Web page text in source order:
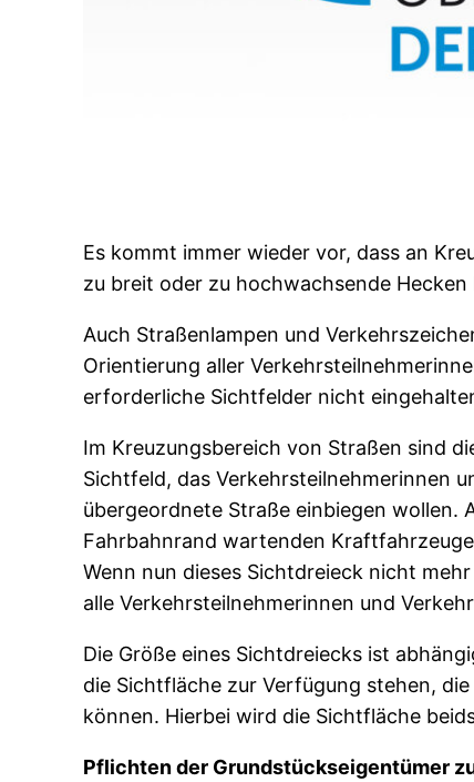
Es kommt immer wieder vor, dass an
zu breit oder zu hochwachsende Hecken
Auch Straßenlampen und
Orientierung aller
erforderliche Sichtfelder nicht
Im Kreuzungsbereich von Straßen sind
Sichtfeld, das Verkehrsteilnehmerinnen
übergeordnete Straße einbiegen wollen.
Fahrbahnrand wartenden
Wenn nun dieses Sichtdreieck nicht
alle Verkehrsteilnehmerinnen und
Die Größe eines Sichtdreiecks ist
die Sichtfläche zur Verfügung stehen,
können. Hierbei wird die Sichtfläche
Pflichten der Grundstückseigentümer